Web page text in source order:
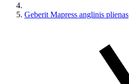
Geberit Mapress anglinis plienas